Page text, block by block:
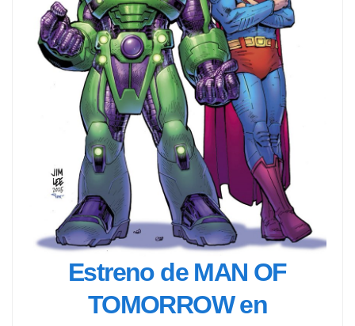
Estreno de MAN OF
TOMORROW en